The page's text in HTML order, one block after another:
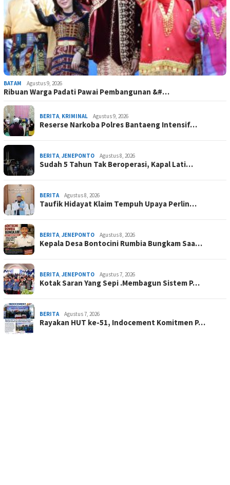
BATAM Agustus 9, 2026
Ribuan Warga Padati Pawai Pembangunan &#…
BERITA KRIMINAL Agustus 9, 2026
Reserse Narkoba Polres Bantaeng Intensif…
BERITA JENEPONTO Agustus 8, 2026
Sudah 5 Tahun Tak Beroperasi, Kapal Lati…
BERITA Agustus 8, 2026
Taufik Hidayat Klaim Tempuh Upaya Perlin…
BERITA JENEPONTO Agustus 8, 2026
Kepala Desa Bontocini Rumbia Bungkam Saa…
BERITA JENEPONTO Agustus 7, 2026
Kotak Saran Yang Sepi .Membagun Sistem P…
BERITA Agustus 7, 2026
Rayakan HUT ke-51, Indocement Komitmen P…